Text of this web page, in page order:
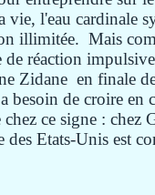
vie, l'eau cardinale
illimitée. Mais
de réaction
Zidane en finale
besoin de croire
chez ce signe :
des Etats-Unis est